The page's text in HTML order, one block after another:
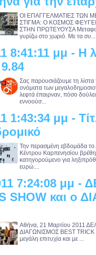
ΟΙ ΕΠΑΓΓΕΛΜΑΤΙΕΣ ΤΩΝ
ΣΤΙΓΜΑ: Ο ΚΟΣΜΟΣ
ΣΤΗΝ ΠΡΩΤΕΥΟΥΣΑ
γυρίζω στο χωριό. Με τα συ...
8:41:11 μμ - Η
Σας παρουσιάζουμε τη
ονόματα των
λεφτά έπαιρναν, πόσο
εννοούσ...
1:43:34 μμ -
Την περασμένη εβδομάδα το
Κέντρου Καρπενησίου
κατηγορούμενο για
ευρώ....
7:24:08 μμ -
SHOW και ο
Αθήνα, 21 Μαρτίου 2011
ΔΙΑΓΩΝΙΣΜΟΣ BEST TRICK
μεγάλη επιτυχία και με ...